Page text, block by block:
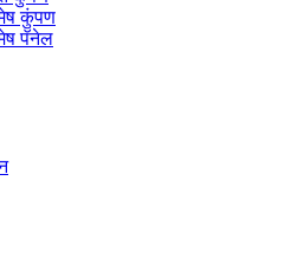
कुंपण
पॅनेल